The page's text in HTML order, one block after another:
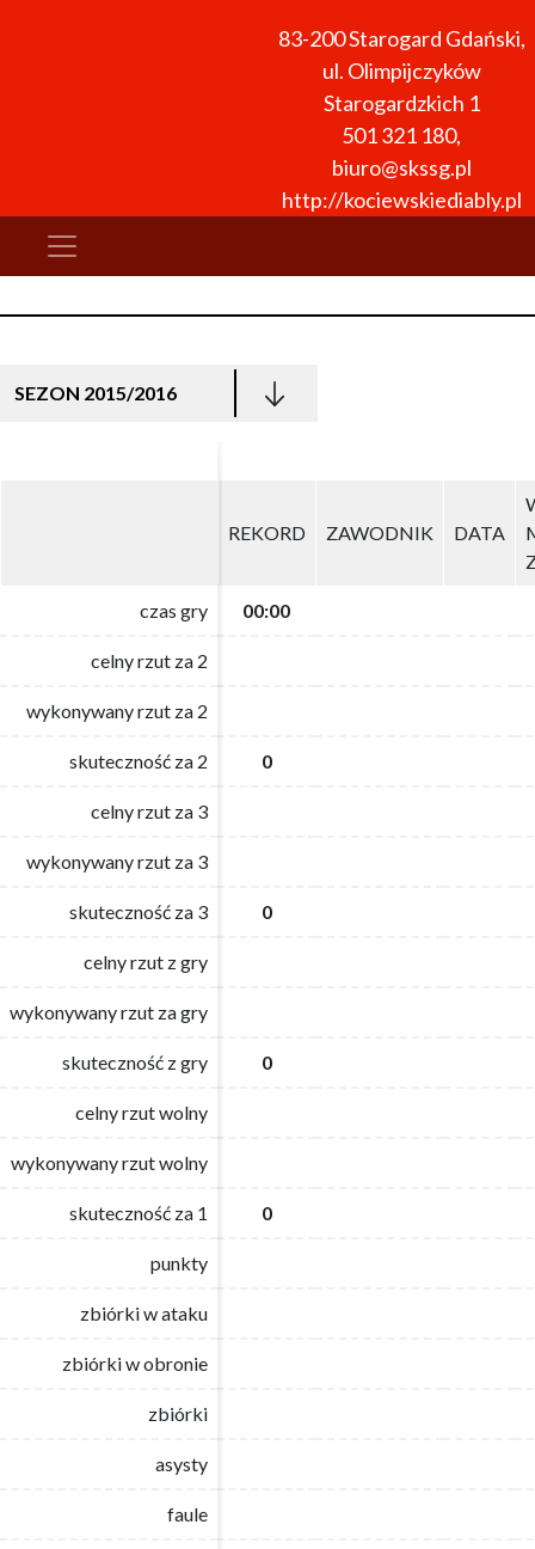
83-200Starogard Gdański,
ul. Olimpijczyków
Starogardzkich 1
501 321 180,
biuro@skssg.pl
http://kociewskiediably.pl
SEZON 2015/2016
REKORD ZAWODNIK DATA
czas gry 00:00
celny rzut za 2
wykonywany rzut za 2
skuteczność za 2 0
celny rzut za 3
wykonywany rzut za 3
skuteczność za 3 0
celny rzut z gry
wykonywany rzut za gry
skuteczność z gry 0
celny rzut wolny
wykonywany rzut wolny
skuteczność za 1 0
punkty
zbiórki w ataku
zbiórki w obronie
zbiórki
asysty
faule
REKORD ZAWODNIK DATA
czas gry 00:00
celny rzut za 2
wykonywany rzut za 2
skuteczność za 2 0
celny rzut za 3
wykonywany rzut za 3
skuteczność za 3 0
celny rzut z gry
wykonywany rzut za gry
skuteczność z gry 0
celny rzut wolny
wykonywany rzut wolny
skuteczność za 1 0
punkty
zbiórki w ataku
zbiórki w obronie
zbiórki
asysty
faule